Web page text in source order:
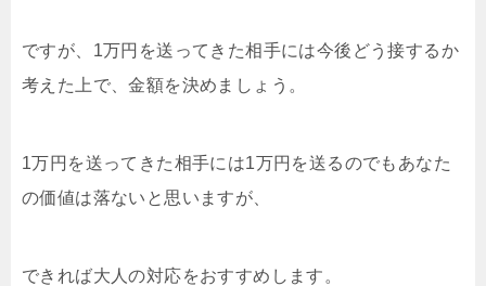
ですが、1万円を送ってきた相手には今後どう接するか
考えた上で、金額を決めましょう。
1万円を送ってきた相手には1万円を送るのでもあなた
の価値は落ないと思いますが、
できれば大人の対応をおすすめします。